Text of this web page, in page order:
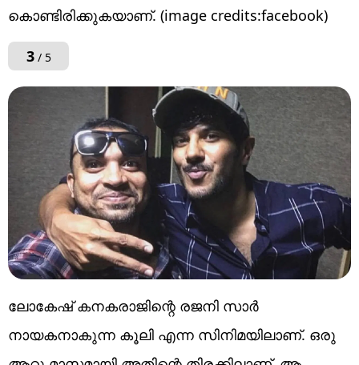
കൊണ്ടിരിക്കുകയാണ്. (image credits:facebook)
3/ 5
ലോകേഷ് കനകരാജിന്റെ രജനി സാർ
നായകനാകുന്ന കൂലി എന്ന സിനിമയിലാണ്. ഒരു